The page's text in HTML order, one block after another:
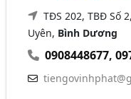
TĐS 202, TBĐ Số
Uyên, Bình Dương
0908448677,